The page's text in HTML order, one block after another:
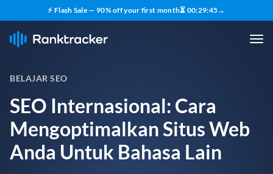
⚡ Flash Sale — 90% off your first month⏳ 00:29:44→
BELAJAR SEO
SEO Internasional: Cara
Mengoptimalkan Situs Web
Anda Untuk Bahasa Lain